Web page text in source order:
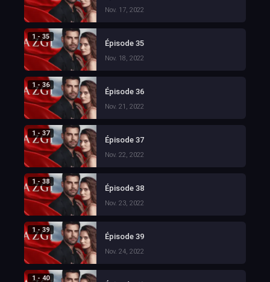
Nov. 17, 2022
1 - 35
Épisode 35
Nov. 18, 2022
1 - 36
Épisode 36
Nov. 21, 2022
1 - 37
Épisode 37
Nov. 22, 2022
1 - 38
Épisode 38
Nov. 23, 2022
1 - 39
Épisode 39
Nov. 24, 2022
1 - 40